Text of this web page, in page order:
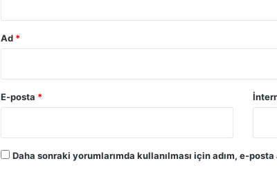
Ad *
E-posta *
Daha sonraki yorumlarımda kullanılması için adım, e-